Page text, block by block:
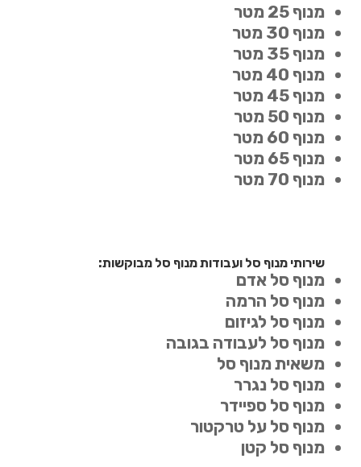
מנוף 25 מטר
מנוף 30 מטר
מנוף 35 מטר
מנוף 40 מטר
מנוף 45 מטר
מנוף 50 מטר
מנוף 60 מטר
מנוף 65 מטר
מנוף 70 מטר
שירותי מנוף סל ועבודות מנוף סל מבוקשות:
מנוף סל אדם
מנוף סל הרמה
מנוף סל לגיזום
מנוף סל לעבודה בגובה
משאית מנוף סל
מנוף סל נגרר
מנוף סל ספיידר
מנוף סל על טרקטור
מנוף סל קטן